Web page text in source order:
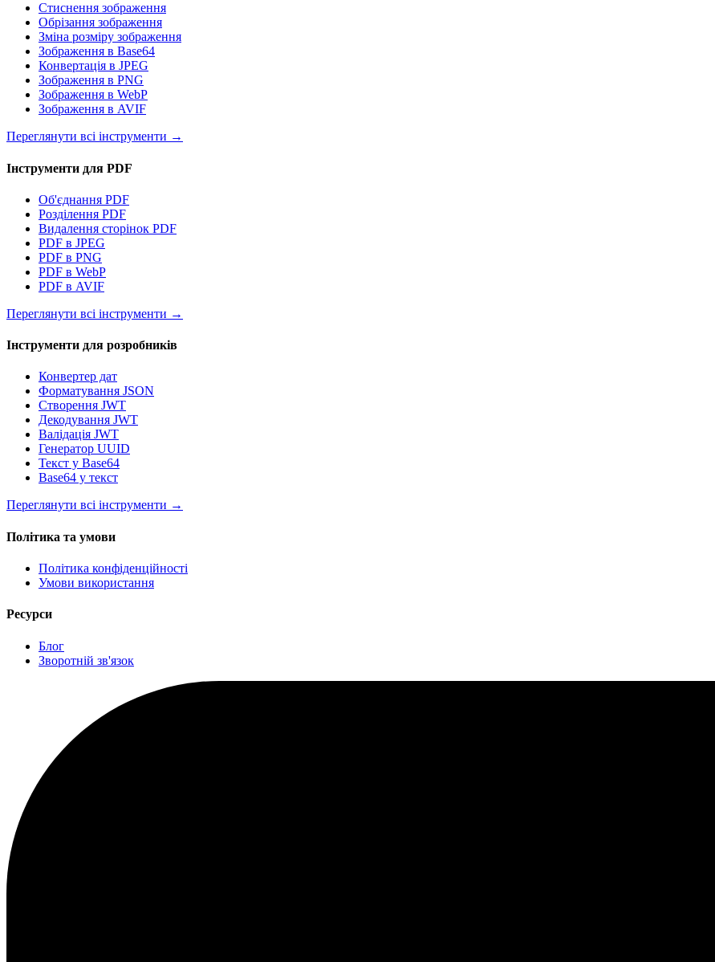
Стиснення зображення
Обрізання зображення
Зміна розміру зображення
Зображення в Base64
Конвертація в JPEG
Зображення в PNG
Зображення в WebP
Зображення в AVIF
Переглянути всі інструменти →
Інструменти для PDF
Об'єднання PDF
Розділення PDF
Видалення сторінок PDF
PDF в JPEG
PDF в PNG
PDF в WebP
PDF в AVIF
Переглянути всі інструменти →
Інструменти для розробників
Конвертер дат
Форматування JSON
Створення JWT
Декодування JWT
Валідація JWT
Генератор UUID
Текст у Base64
Base64 у текст
Переглянути всі інструменти →
Політика та умови
Політика конфіденційності
Умови використання
Ресурси
Блог
Зворотній зв'язок